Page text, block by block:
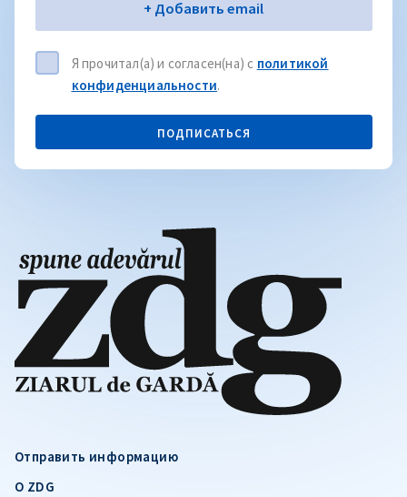
Отправить информацию
О ZDG
Электронная почта+ Добавить email
Я прочитал(а) и согласен(на) с политикой
конфиденциальности.
ПОДПИСАТЬСЯ